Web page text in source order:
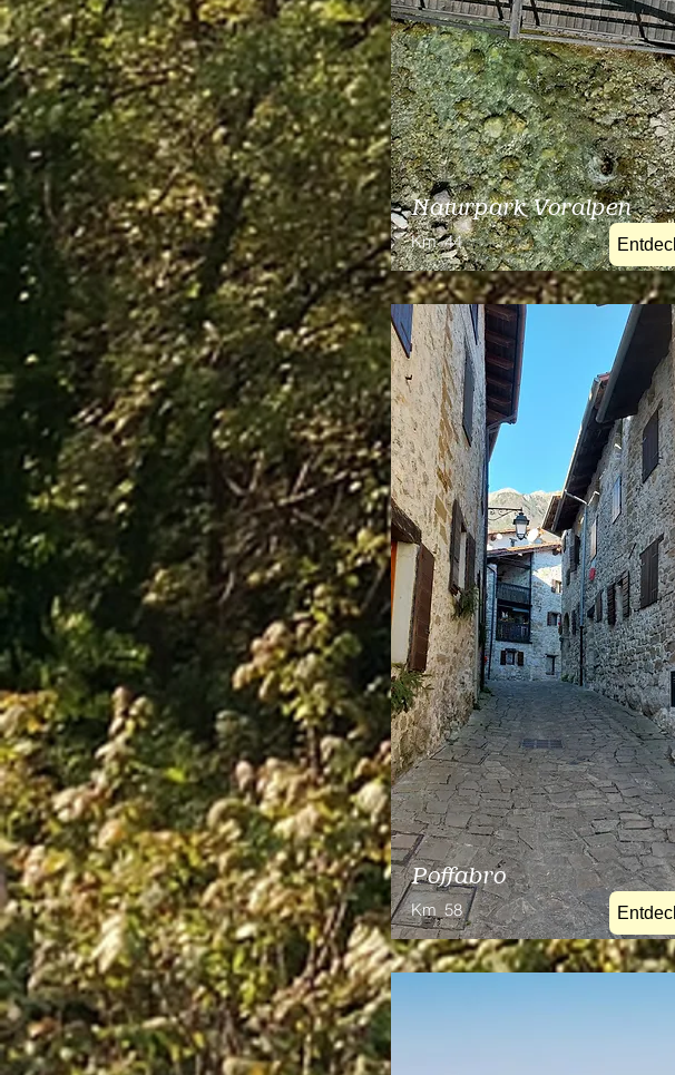
Naturpark Voralpen
Km 44
Poffabro
Km 58